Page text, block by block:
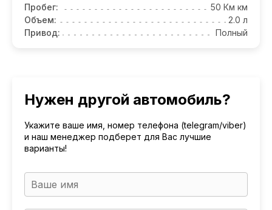
Пробег:
50 Км км
Объем:
2.0 л
Привод:
Полный
Нужен другой автомобиль?
Укажите ваше имя, номер телефона (telegram/viber)
и наш менеджер подберет для Вас лучшие
варианты!